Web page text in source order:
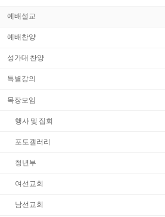
예배설교
예배찬양
성가대 찬양
특별강의
목장모임
행사 및 집회
포토갤러리
청년부
여선교회
남선교회